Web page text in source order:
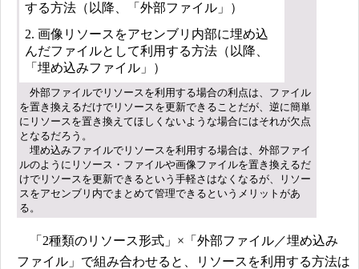
する方法（以降、「外部ファイル」）
2. 画像リソースをアセンブリ内部に埋め込
んだファイルとして利用する方法（以降、
「埋め込みファイル」）
外部ファイルでリソースを利用する場合の利点は、ファイル
を置き換えるだけでリソースを更新できることだが、逆に簡単
にリソースを置き換えてほしくないような場合にはそれが欠点
となるだろう。
埋め込みファイルでリソースを利用する場合は、外部ファイ
ルのようにリソース・ファイルや画像ファイルを置き換えるだ
けでリソースを更新できるという手軽さはなくなるが、リソー
スをアセンブリ内でまとめて管理できるというメリットがあ
る。
「2種類のリソース形式」×「外部ファイル／埋め込み
ファイル」で組み合わせると、リソースを利用する方法は